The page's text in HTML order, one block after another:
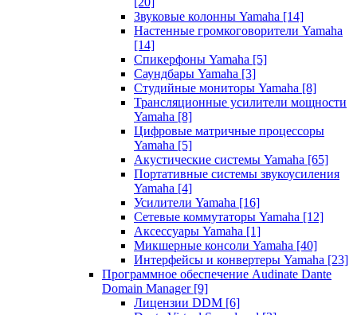
Звуковые колонны Yamaha [14]
Настенные громкоговорители Yamaha
[14]
Спикерфоны Yamaha [5]
Саундбары Yamaha [3]
Студийные мониторы Yamaha [8]
Трансляционные усилители мощности
Yamaha [8]
Цифровые матричные процессоры
Yamaha [5]
Акустические системы Yamaha [65]
Портативные системы звукоусиления
Yamaha [4]
Усилители Yamaha [16]
Сетевые коммутаторы Yamaha [12]
Аксессуары Yamaha [1]
Микшерные консоли Yamaha [40]
Интерфейсы и конвертеры Yamaha [23]
Программное обеспечение Audinate Dante
Domain Manager [9]
Лицензии DDM [6]